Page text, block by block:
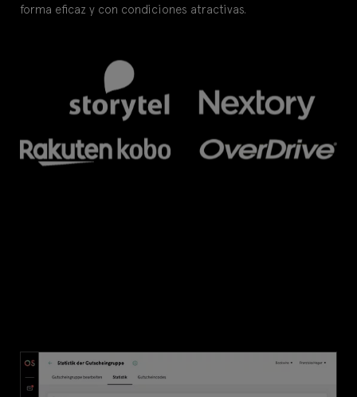
forma eficaz y con condiciones atractivas.